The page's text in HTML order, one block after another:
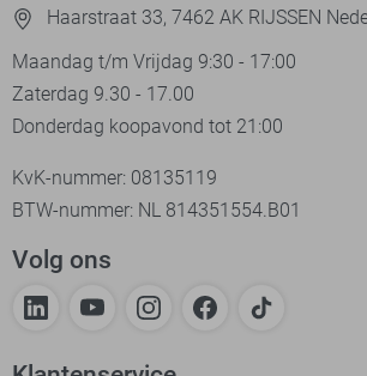
Haarstraat 33, 7462 AK RIJSSEN
Maandag t/m Vrijdag 9:30 - 17:00
Zaterdag 9.30 - 17.00
Donderdag koopavond tot 21:00
KvK-nummer: 08135119
BTW-nummer: NL 814351554.B01
Volg ons